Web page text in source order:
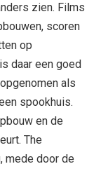
zien. Films
scoren
op
daar een goed
als
spookhuis.
en de
The
mede door de